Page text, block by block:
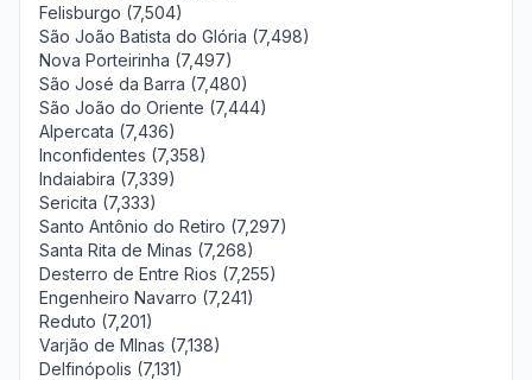
Felisburgo (7,504)
São João Batista do Glória (7,498)
Nova Porteirinha (7,497)
São José da Barra (7,480)
São João do Oriente (7,444)
Alpercata (7,436)
Inconfidentes (7,358)
Indaiabira (7,339)
Sericita (7,333)
Santo Antônio do Retiro (7,297)
Santa Rita de Minas (7,268)
Desterro de Entre Rios (7,255)
Engenheiro Navarro (7,241)
Reduto (7,201)
Varjão de MInas (7,138)
Delfinópolis (7,131)